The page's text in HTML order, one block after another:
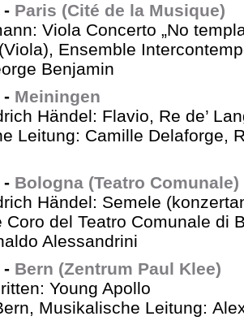
- Paris (Cité de la Musique)
Viola Concerto „No
Ensemble
Benjamin
- Meiningen
Händel: Flavio, Re de’
Leitung: Camille Delaforge,
- Bologna (Teatro Comunale)
Händel: Semele
Coro del Teatro Comunale di
Alessandrini
- Bern (Zentrum Paul Klee)
Young Apollo
Musikalische Leitung: